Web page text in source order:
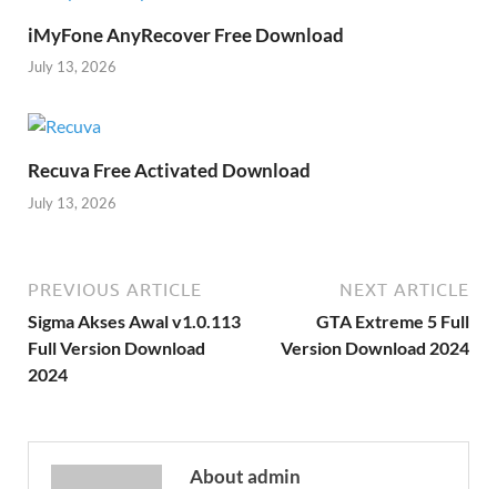
iMyFone AnyRecover Free Download
July 13, 2026
Recuva Free Activated Download
July 13, 2026
PREVIOUS ARTICLE
Sigma Akses Awal v1.0.113
Full Version Download
2024
NEXT ARTICLE
GTA Extreme 5 Full
Version Download 2024
About admin